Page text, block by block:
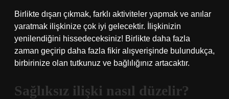
Birlikte dışarı çıkmak, farklı aktiviteler yapmak ve anılar
yaratmak ilişkinize çok iyi gelecektir. İlişkinizin
yenilendiğini hissedeceksiniz! Birlikte daha fazla
zaman geçirip daha fazla fikir alışverişinde bulundukça,
birbirinize olan tutkunuz ve bağlılığınız artacaktır.
Sağlıksız ilişki nasıl düzelir?